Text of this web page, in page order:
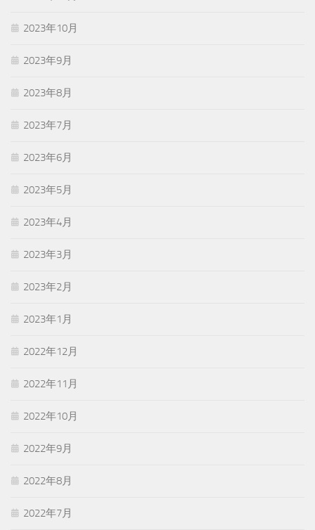
2023年10月
2023年9月
2023年8月
2023年7月
2023年6月
2023年5月
2023年4月
2023年3月
2023年2月
2023年1月
2022年12月
2022年11月
2022年10月
2022年9月
2022年8月
2022年7月